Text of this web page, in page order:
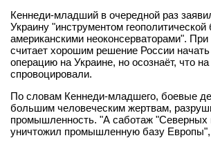
Кеннеди-младший в очередной раз
Украину "инструментом
американскими неоконсерваторами".
считает хорошим решение России
операцию на Украине, но осознаёт, что
спровоцировали.
По словам Кеннеди-младшего, боевые
большим человеческим жертвам,
промышленность. "А саботаж "Северных
уничтожил промышленную базу